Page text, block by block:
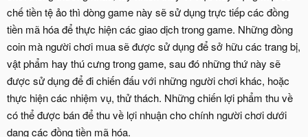
chế tiền tệ ảo thì dòng game này sẽ sử dụng trực tiếp các đồng
tiền mã hóa để thực hiện các giao dịch trong game. Những đồng
coin mà người chơi mua sẽ được sử dụng để sở hữu các trang bị,
vật phẩm hay thú cưng trong game, sau đó những thứ này sẽ
được sử dụng để đi chiến đấu với những người chơi khác, hoặc
thực hiện các nhiệm vụ, thử thách. Những chiến lợi phẩm thu về
có thể được bán để thu về lợi nhuận cho chính người chơi dưới
dạng các đồng tiền mã hóa.